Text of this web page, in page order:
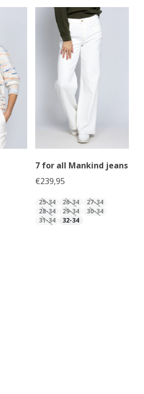
7 for all Mankind jeans
€239,95
25-34 26-34
27-34
28-34
29-34
30-34
31-34
32-34